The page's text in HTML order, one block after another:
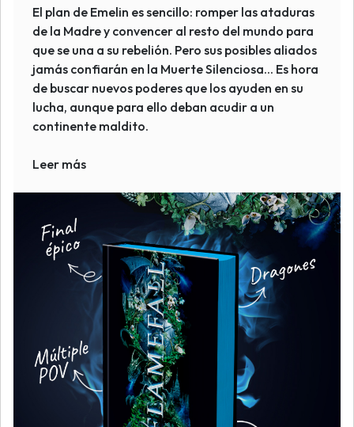
El plan de Emelin es sencillo: romper las ataduras
de la Madre y convencer al resto del mundo para
que se una a su rebelión. Pero sus posibles aliados
jamás confiarán en la Muerte Silenciosa... Es hora
de buscar nuevos poderes que los ayuden en su
lucha, aunque para ello deban acudir a un
continente maldito.
Leer más